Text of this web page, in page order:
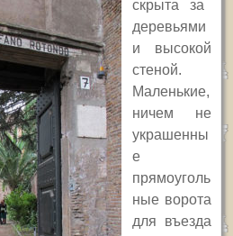
скрыта за
деревьями
и высокой
стеной.
Маленькие,
ничем не
украшенны
е
прямоуголь
ные ворота
для въезда